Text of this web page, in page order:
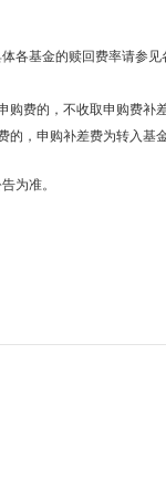
各基金的赎回费率请参
购费的，不收取申购费补
的，申购补差费为转入基
为准。